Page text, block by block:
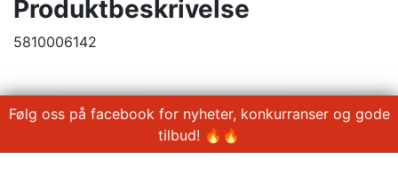
Produktbeskrivelse
5810006142
Følg oss på facebook for nyheter, konkurranser og gode
tilbud! 🔥🔥